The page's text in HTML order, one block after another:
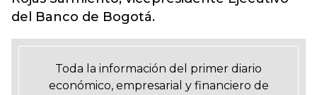
del Banco de Bogotá.
Toda la información del primer diario
económico, empresarial y financiero de